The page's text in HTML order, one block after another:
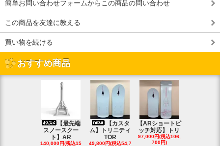
簡単お問い合わせフォームからこの商品の問い合わせ
この商品を友達に教える
買い物を続ける
おすすめ商品
【最先端
スノースクー
ト】AR
140,000円(税込15
【カスタ
ム】トリニティ
TOR
49,800円(税込54,7
【ARショートピ
ッチ対応】トリ
97,000円(税込106,
700円)